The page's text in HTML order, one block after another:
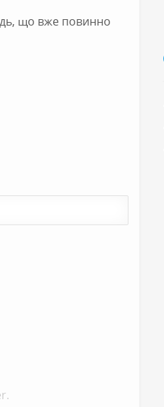
що вже повинно